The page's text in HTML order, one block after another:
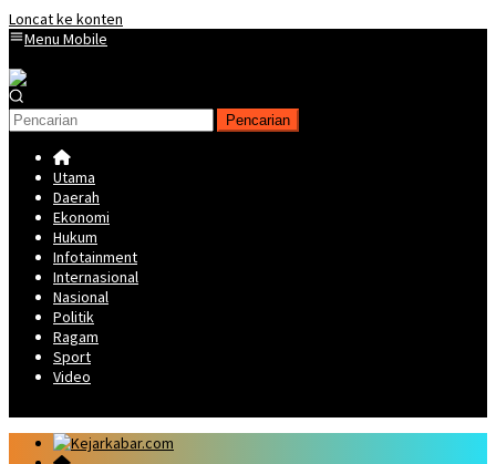
Loncat ke konten
Menu Mobile
Pencarian
Utama
Daerah
Ekonomi
Hukum
Infotainment
Internasional
Nasional
Politik
Ragam
Sport
Video